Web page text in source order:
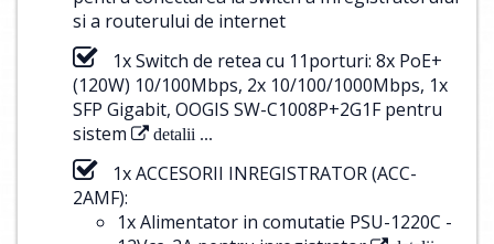
si a routerului de internet
1x Switch de retea cu 11porturi: 8x PoE+
(120W) 10/100Mbps, 2x 10/100/1000Mbps, 1x
SFP Gigabit, OOGIS SW-C1008P+2G1F pentru
sistem
detalii ...
1x ACCESORII INREGISTRATOR (ACC-
2AMF):
1x Alimentator in comutatie PSU-1220C -